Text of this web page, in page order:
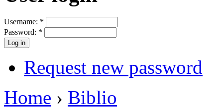
Username: *
Password: *
Request new password
Home › Biblio